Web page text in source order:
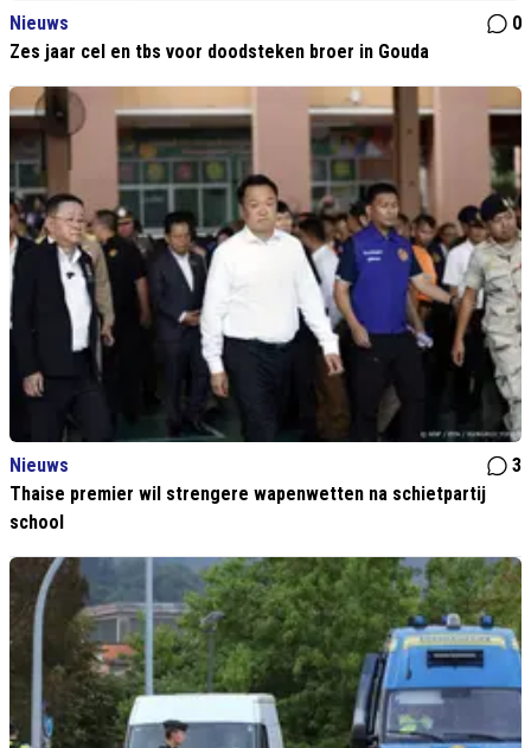
Nieuws
0
Zes jaar cel en tbs voor doodsteken broer in Gouda
Nieuws
3
Thaise premier wil strengere wapenwetten na schietpartij
school